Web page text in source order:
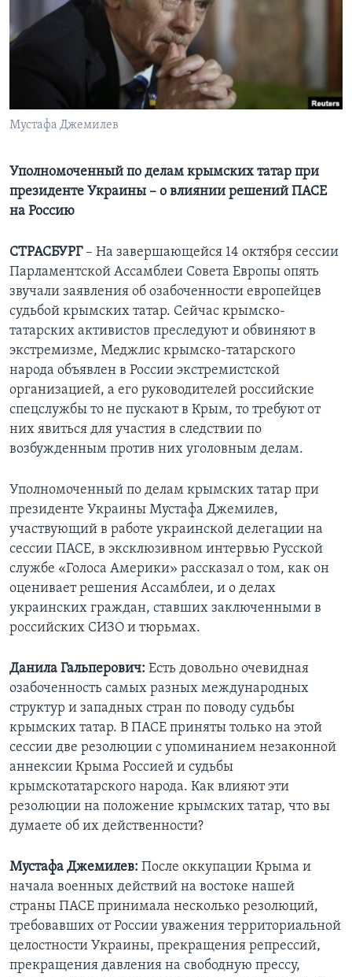
Learning English
Мустафа Джемилев
Уполномоченный по делам крымских татар при
президенте Украины – о влиянии решений ПАСЕ
на Россию
СТРАСБУРГ– На завершающейся 14 октября сессии
Парламентской Ассамблеи Совета Европы опять
звучали заявления об озабоченности европейцев
судьбой крымских татар. Сейчас крымско-
татарских активистов преследуют и обвиняют в
экстремизме, Меджлис крымско-татарского
народа объявлен в России экстремистской
организацией, а его руководителей российские
спецслужбы то не пускают в Крым, то требуют от
них явиться для участия в следствии по
возбужденным против них уголовным делам.
Уполномоченный по делам крымских татар при
президенте Украины Мустафа Джемилев,
участвующий в работе украинской делегации на
сессии ПАСЕ, в эксклюзивном интервью Русской
службе «Голоса Америки» рассказал о том, как он
оценивает решения Ассамблеи, и о делах
украинских граждан, ставших заключенными в
российских СИЗО и тюрьмах.
Данила Гальперович: Есть довольно очевидная
озабоченность самых разных международных
структур и западных стран по поводу судьбы
крымских татар. В ПАСЕ приняты только на этой
сессии две резолюции с упоминанием незаконной
аннексии Крыма Россией и судьбы
крымскотатарского народа. Как влияют эти
резолюции на положение крымских татар, что вы
думаете об их действенности?
Мустафа Джемилев: После оккупации Крыма и
начала военных действий на востоке нашей
страны ПАСЕ принимала несколько резолюций,
требовавших от России уважения территориальной
целостности Украины, прекращения репрессий,
прекращения давления на свободную прессу,